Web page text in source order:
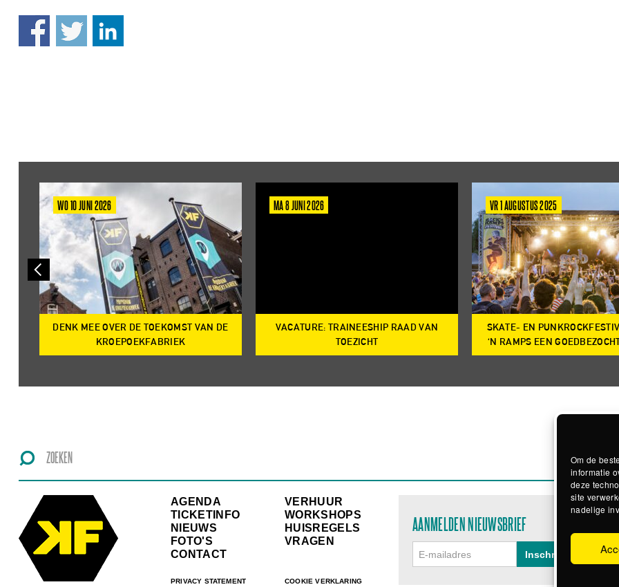
Om de
informatie
deze
site
nadelige
WO 10 JUNI 2026
DENK MEE OVER DE TOEKOMST VAN DE
KROEPOEKFABRIEK
MA 8 JUNI 2026
VACATURE: TRAINEESHIP RAAD VAN
TOEZICHT
VR 1 AUGUSTUS 2025
SKATE- EN
‘N RAMPS EEN
AGENDA
TICKETINFO
NIEUWS
FOTO'S
CONTACT
PRIVACY STATEMENT
VERHUUR
WORKSHOPS
HUISREGELS
VRAGEN
COOKIE VERKLARING
AANMELDEN NIEUWSBRIEF